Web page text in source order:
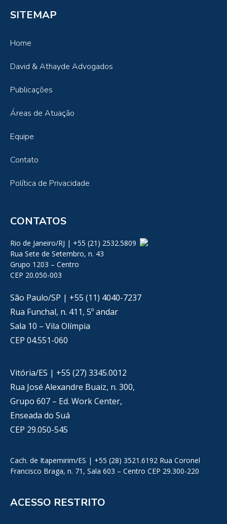
SITEMAP
Home
David & Athayde Advogados
Publicações
Áreas de Atuação
Equipe
Contato
Política de Privacidade
CONTATOS
Rio de Janeiro/RJ | +55 (21) 2532.5809
Rua Sete de Setembro, n. 43
Grupo 1203 – Centro
CEP 20.050-003
São Paulo/SP | +55 (11) 4040-7237
Rua Funchal, n. 411, 5º andar
Sala 10 – Vila Olímpia
CEP 04.551-060
Vitória/ES | +55 (27) 3345.0012
Rua José Alexandre Buaiz, n. 300,
Grupo 607 – Ed. Work Center,
Enseada do Suá
CEP 29.050-545
Cach. de Itapemirim/ES | +55 (28) 3521.6192 Rua Coronel
Francisco Braga, n. 71, Sala 603 – Centro CEP 29.300-220
ACESSO RESTRITO